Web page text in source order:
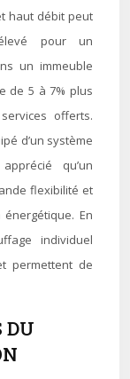
haut débit peut
pour un
un immeuble
de 5 à 7% plus
offerts.
d’un système
qu’un
flexibilité et
En
individuel
permettent de
DU